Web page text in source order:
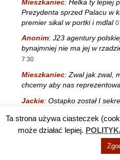
Mieszkaniec: Helka ty lepiej
Prezydenta sprzed Palacu w
premier sikal w portki i mdlal
Anonim: J23 agentury
bynajmniej nie ma jej w
7:30
Mieszkaniec:Zwal jak zwal,
chcemy aby nas
Jackie: Ostapko został I
Helka:Przecież Chmielów
wiadomo jest od dawna .
KO agentura niemiecka
Ta strona używa ciasteczek
może działać lepiej.